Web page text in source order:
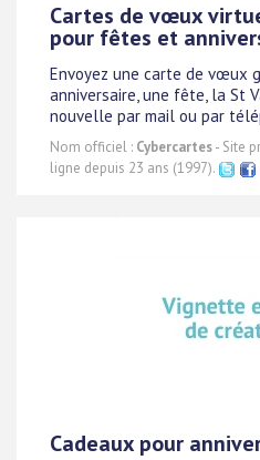
Cartes de vœux
pour fêtes et
Envoyez une carte de vœux
anniversaire, une fête, la St
nouvelle par mail ou par
Nom officiel : Cybercartes- Site
ligne depuis 23 ans (1997).
Cadeaux pour